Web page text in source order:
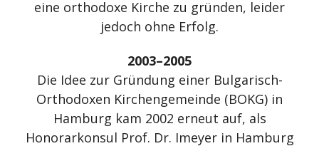
eine orthodoxe Kirche zu gründen, leider
jedoch ohne Erfolg.
2003–2005
Die Idee zur Gründung einer Bulgarisch-
Orthodoxen Kirchengemeinde (BOKG) in
Hamburg kam 2002 erneut auf, als
Honorarkonsul Prof. Dr. Imeyer in Hamburg